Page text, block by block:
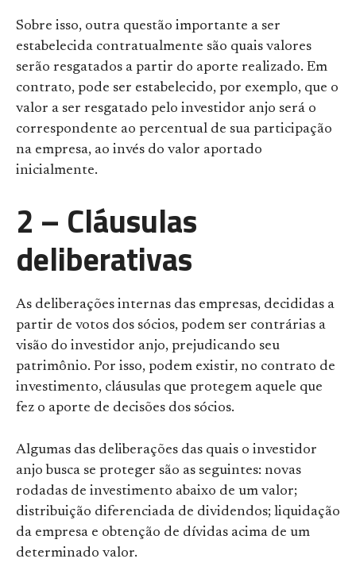
Sobre isso, outra questão importante a ser
estabelecida contratualmente são quais valores
serão resgatados a partir do aporte realizado. Em
contrato, pode ser estabelecido, por exemplo, que o
valor a ser resgatado pelo investidor anjo será o
correspondente ao percentual de sua participação
na empresa, ao invés do valor aportado
inicialmente.
2 – Cláusulas
deliberativas
As deliberações internas das empresas, decididas a
partir de votos dos sócios, podem ser contrárias a
visão do investidor anjo, prejudicando seu
patrimônio. Por isso, podem existir, no contrato de
investimento, cláusulas que protegem aquele que
fez o aporte de decisões dos sócios.
Algumas das deliberações das quais o investidor
anjo busca se proteger são as seguintes: novas
rodadas de investimento abaixo de um valor;
distribuição diferenciada de dividendos; liquidação
da empresa e obtenção de dívidas acima de um
determinado valor.